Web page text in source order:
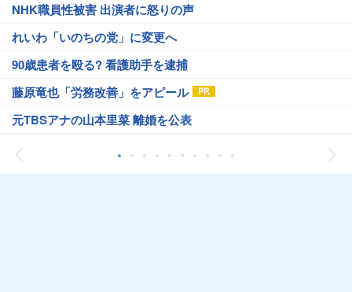
NHK職員性被害 出演者に怒りの声
れいわ「いのちの党」に変更へ
90歳患者を殴る? 看護助手を逮捕
藤原竜也「労務改善」をアピール
元TBSアナの山本里菜 離婚を公表